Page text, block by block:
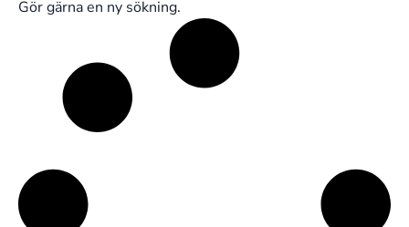
Gör gärna en ny sökning.